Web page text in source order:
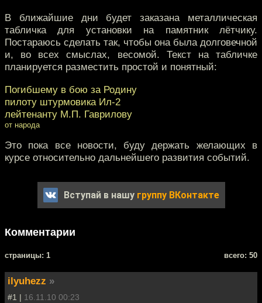
В ближайшие дни будет заказана металлическая
табличка для установки на памятник лётчику.
Постараюсь сделать так, чтобы она была долговечной
и, во всех смыслах, весомой. Текст на табличке
планируется разместить простой и понятный:
Погибшему в бою за Родину
пилоту штурмовика Ил-2
лейтенанту М.П. Гаврилову
от народа
Это пока все новости, буду держать желающих в
курсе относительно дальнейшего развития событий.
Вступай в нашу группу ВКонтакте
Комментарии
cтраницы: 1 всего: 50
ilyuhezz »
#1 | 16.11.10 00:23